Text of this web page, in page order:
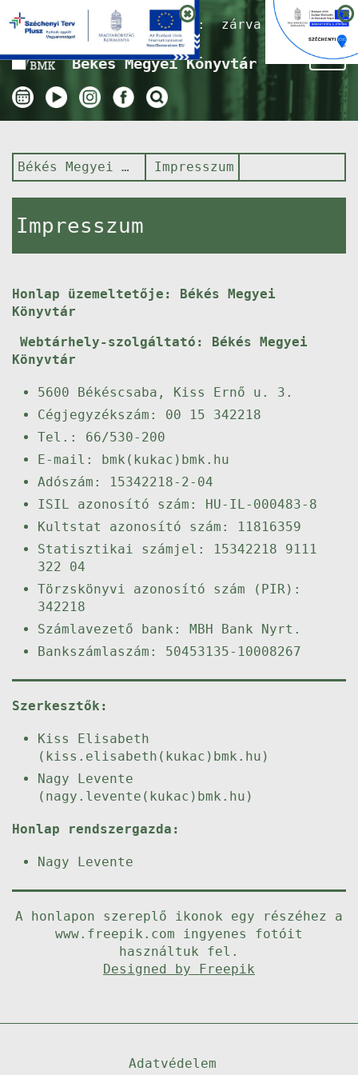
Nyitvatartás ma:zárva
Békés Megyei Könyvtár
Békés Megyei Könyvtár Impresszum
Impresszum
Honlap üzemeltetője: Békés Megyei
Könyvtár
Webtárhely-szolgáltató: Békés Megyei
Könyvtár
5600 Békéscsaba, Kiss Ernő u. 3.
Cégjegyzékszám: 00 15 342218
Tel.: 66/530-200
E-mail: bmk(kukac)bmk.hu
Adószám: 15342218-2-04
ISIL azonosító szám: HU-IL-000483-8
Kultstat azonosító szám: 11816359
Statisztikai számjel: 15342218 9111
322 04
Törzskönyvi azonosító szám (PIR):
342218
Számlavezető bank: MBH Bank Nyrt.
Bankszámlaszám: 50453135-10008267
Szerkesztők:
Kiss Elisabeth
(kiss.elisabeth(kukac)bmk.hu)
Nagy Levente
(nagy.levente(kukac)bmk.hu)
Honlap rendszergazda:
Nagy Levente
A honlapon szereplő ikonok egy részéhez a
www.freepik.com ingyenes fotóit
használtuk fel.
Designed by Freepik
Adatvédelem